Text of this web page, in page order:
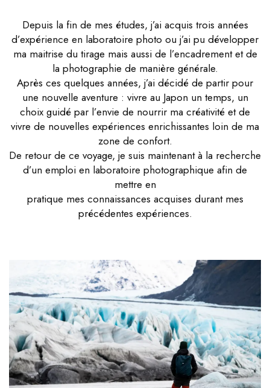
Depuis la fin de mes études, j’ai acquis trois années
d’expérience en laboratoire photo ou j’ai pu développer
ma maitrise du tirage mais aussi de l’encadrement et de
la photographie de manière générale.
Après ces quelques années, j’ai décidé de partir pour
une nouvelle aventure : vivre au Japon un temps, un
choix guidé par l’envie de nourrir ma créativité et de
vivre de nouvelles expériences enrichissantes loin de ma
zone de confort.
De retour de ce voyage, je suis maintenant à la recherche
d’un emploi en laboratoire photographique afin de
mettre en
pratique mes connaissances acquises durant mes
précédentes expériences.